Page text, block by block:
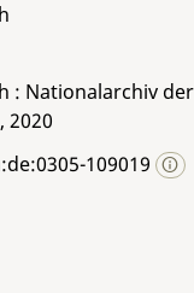
: Nationalarchiv
2020
109019